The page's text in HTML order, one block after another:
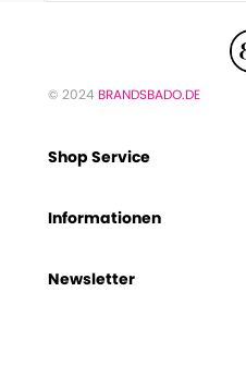
© 2024 BRANDSBADO.DE
Shop Service
Informationen
Newsletter